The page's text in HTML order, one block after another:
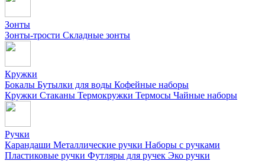
Зонты
Зонты-трости Складные зонты
Кружки
Бокалы Бутылки для воды Кофейные наборы
Кружки Стаканы Термокружки Термосы Чайные наборы
Ручки
Карандаши Металлические ручки Наборы с ручками
Пластиковые ручки Футляры для ручек Эко ручки